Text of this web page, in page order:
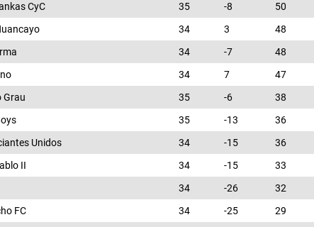
CyC 35 -8
50
34 3
48
34 -7
48
34 7
47
Grau 35 -6
38
35 -13
36
Unidos 34 -15
36
II 34 -15
33
34 -26
32
FC 34 -25
29